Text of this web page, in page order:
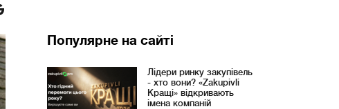
Популярне на сайті
Лідери ринку закупівель
- хто вони? «Zakupivli
Кращі» відкривають
імена компаній